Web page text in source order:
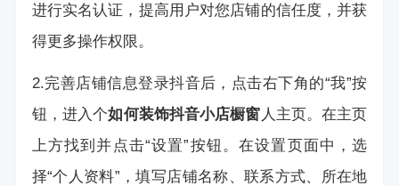
进行实名认证，提高用户对您店铺的信任度，并获
得更多操作权限。
2.完善店铺信息登录抖音后，点击右下角的“我”按
钮，进入个如何装饰抖音小店橱窗 人主页。在主页
上方找到并点击“设置”按钮。在设置页面中，选
择“个人资料”，填写店铺名称、联系方式、所在地